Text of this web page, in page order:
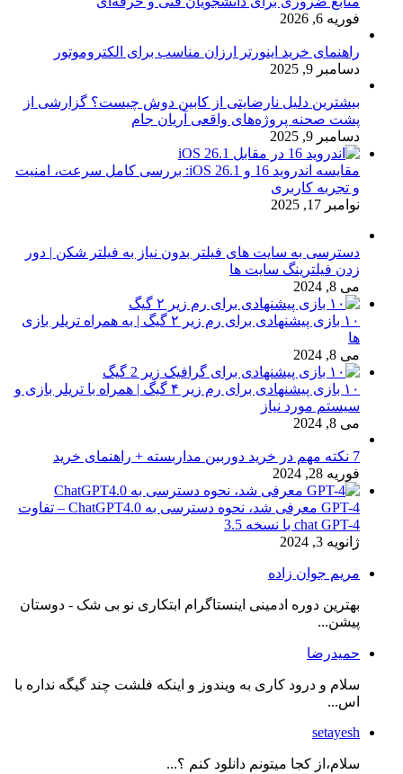
فوریه 6, 2026
راهنمای خرید اینورتر ارزان مناسب برای الکتروموتور
دسامبر 9, 2025
بیشترین دلیل نارضایتی از کابین دوش چیست؟ گزارشی از
پشت صحنه پروژه‌های واقعی آریان جام
دسامبر 9, 2025
مقایسه اندروید 16 و iOS 26.1: بررسی کامل سرعت، امنیت
و تجربه کاربری
نوامبر 17, 2025
دسترسی به سایت های فیلتر بدون نیاز به فیلتر شکن | دور
زدن فیلترینگ سایت ها
می 8, 2024
۱۰ بازی پیشنهادی برای رم زیر ۲ گیگ | به همراه تریلر بازی
ها
می 8, 2024
۱۰ بازی پیشنهادی برای رم زیر ۴ گیگ | همراه با تریلر بازی و
سیستم مورد نیاز
می 8, 2024
7 نکته مهم در خرید دوربین مداربسته + راهنمای خرید
فوریه 28, 2024
GPT-4 معرفی شد، نحوه دسترسی به ChatGPT4.0 – تفاوت
chat GPT-4 با نسخه 3.5
ژانویه 3, 2024
مریم جوان زاده
بهترین دوره ادمینی اینستاگرام ابتکاری نو بی شک - دوستان
پیشن...
حمیدرضا
سلام و درود کاری به ویندوز و اینکه فلشت چند گیگه نداره با
اس...
setayesh
سلام،از کجا میتونم دانلود کنم ؟...